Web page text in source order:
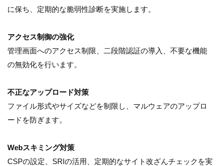
に保ち、定期的な脆弱性診断を実施します。
アクセス制御の強化
管理画面へのアクセス制限、二段階認証の導入、不要な機能
の無効化を行います。
不正なアップロード対策
ファイル形式やサイズなどを制限し、マルウェアのアップロ
ードを防ぎます。
Webスキミング対策
CSPの設定、SRIの活用、定期的なサイト改ざんチェックを実